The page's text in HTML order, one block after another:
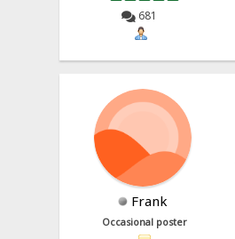
681
Frank
Occasional poster